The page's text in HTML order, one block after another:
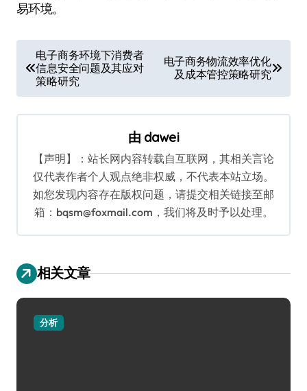
易环境。
章
导
航
电子商务环境下消费者
信息安全问题及其应对
策略研究
电子商务物流效率优化
及成本管控策略研究
由 dawei
【声明】：站长网内容转载自互联网，其相关言论
仅代表作者个人观点绝非权威，不代表本站立场。
如您发现内容存在版权问题，请提交相关链接至邮
箱：bqsm@foxmail.com，我们将及时予以处理。
相关文章
分析